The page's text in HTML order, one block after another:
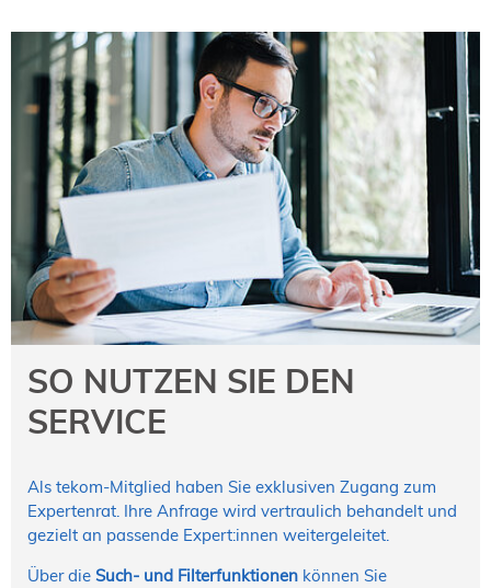
SO NUTZEN SIE DEN
SERVICE
Als tekom-Mitglied haben Sie exklusiven Zugang zum
Expertenrat. Ihre Anfrage wird vertraulich behandelt und
gezielt an passende Expert:innen weitergeleitet.
Über die Such- und Filterfunktionen können Sie